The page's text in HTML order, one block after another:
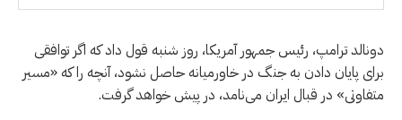
دونالد ترامپ، رئیس جمهور آمریکا، روز شنبه قول داد که اگر توافقی
برای پایان دادن به جنگ در خاورمیانه حاصل نشود، آنچه را که «مسیر
متفاوتی» در قبال ایران می‌نامد، در پیش خواهد گرفت.